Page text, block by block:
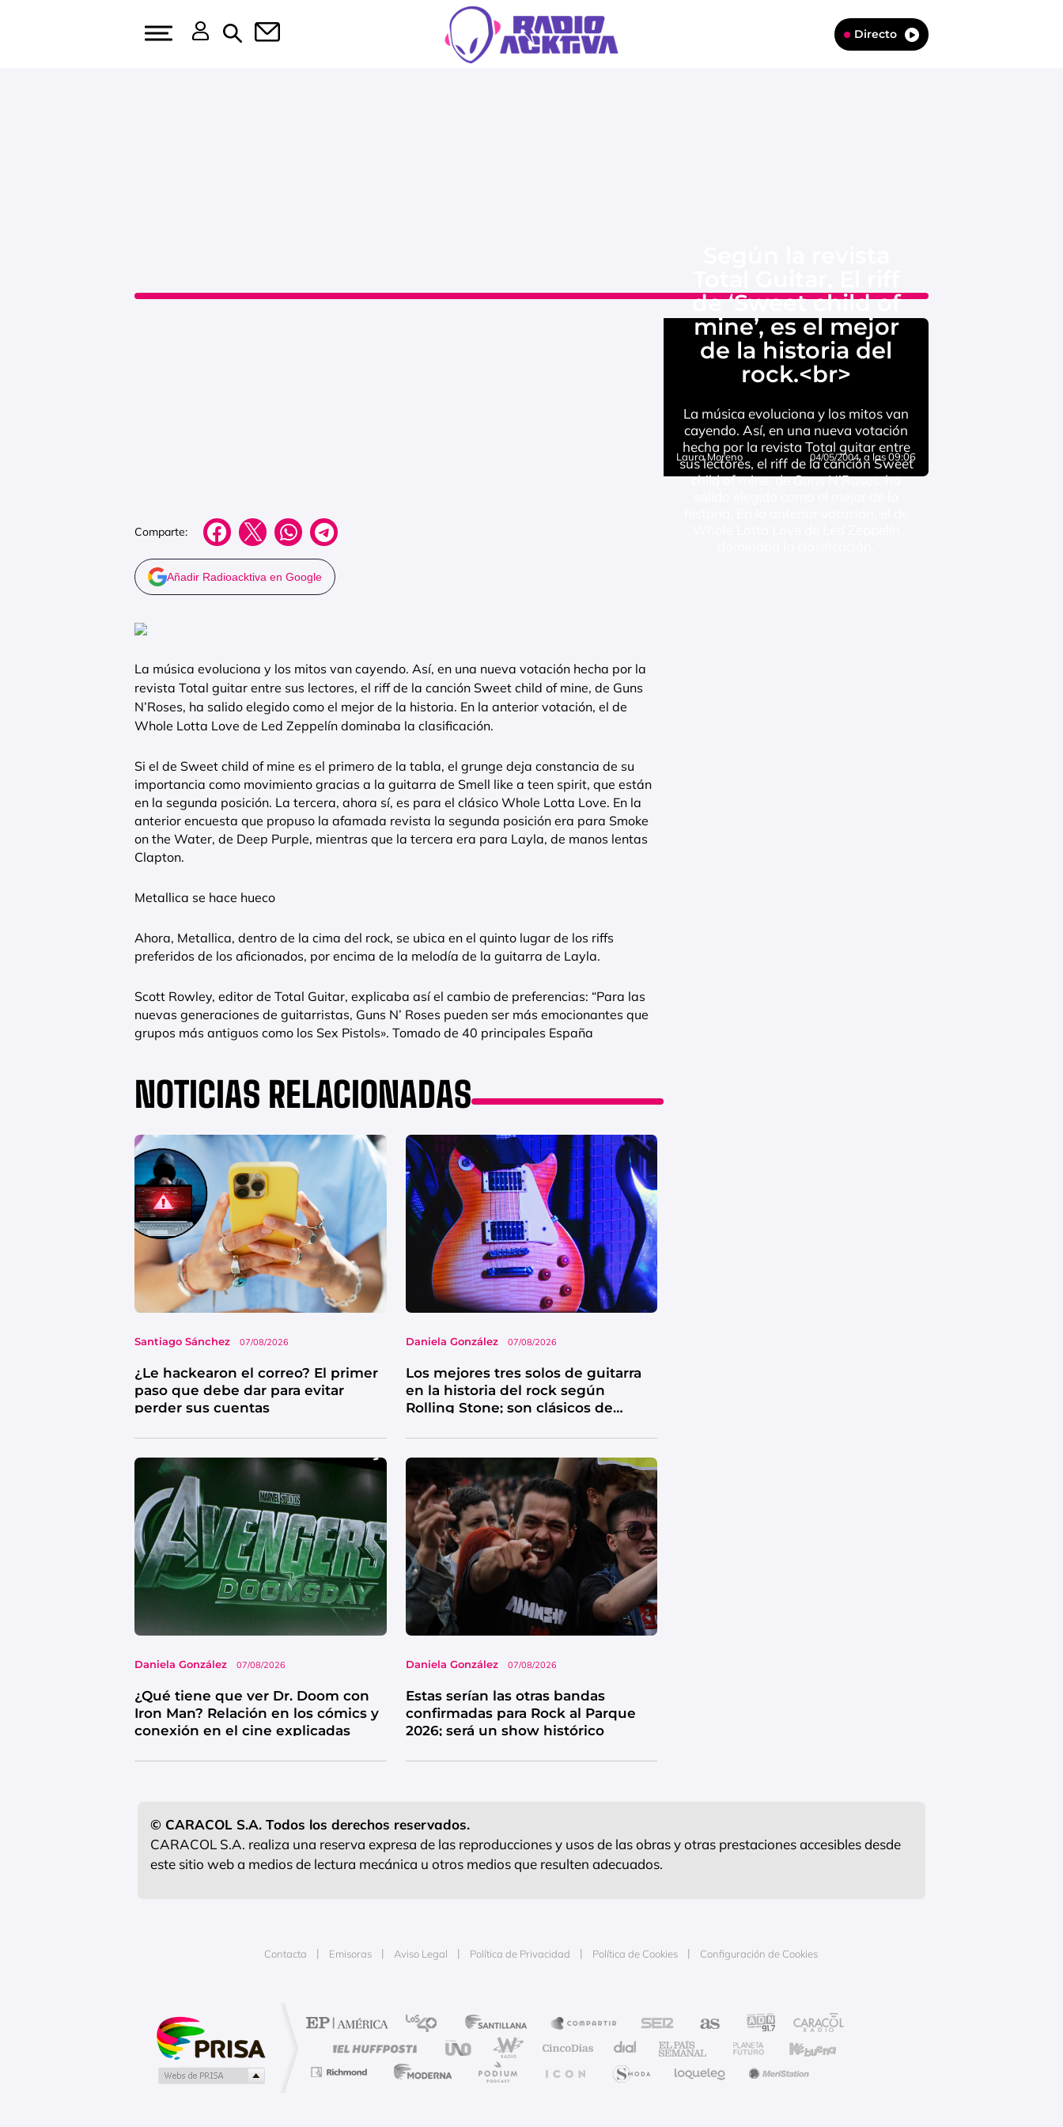
Directo
de ‘Sweet child of
mine’, es el mejor
de la historia del
rock.<br>
La música evoluciona y los mitos van
cayendo. Así, en una nueva votación
hecha por la revista Total guitar entre
sus lectores, el riff de la canción Sweet
child of mine, de Guns N’Roses, ha
Laura Moreno 04/05/2004, a las 09:06
Comparte:
Añadir Radioacktiva en Google
La música evoluciona y los mitos van cayendo. Así, en una nueva votación hecha por la
revista Total guitar entre sus lectores, el riff de la canción Sweet child of mine, de Guns
N’Roses, ha salido elegido como el mejor de la historia. En la anterior votación, el de
Whole Lotta Love de Led Zeppelín dominaba la clasificación.
Si el de Sweet child of mine es el primero de la tabla, el grunge deja constancia de su
importancia como movimiento gracias a la guitarra de Smell like a teen spirit, que están
en la segunda posición. La tercera, ahora sí, es para el clásico Whole Lotta Love. En la
anterior encuesta que propuso la afamada revista la segunda posición era para Smoke
on the Water, de Deep Purple, mientras que la tercera era para Layla, de manos lentas
Clapton.
Metallica se hace hueco
Ahora, Metallica, dentro de la cima del rock, se ubica en el quinto lugar de los riffs
preferidos de los aficionados, por encima de la melodía de la guitarra de Layla.
Scott Rowley, editor de Total Guitar, explicaba así el cambio de preferencias: “Para las
nuevas generaciones de guitarristas, Guns N’ Roses pueden ser más emocionantes que
grupos más antiguos como los Sex Pistols». Tomado de 40 principales España
NOTICIAS RELACIONADAS
Santiago Sánchez 07/08/2026
¿Le hackearon el correo? El primer
paso que debe dar para evitar
perder sus cuentas
Daniela González 07/08/2026
Los mejores tres solos de guitarra
en la historia del rock según
Rolling Stone; son clásicos de
Daniela González 07/08/2026
¿Qué tiene que ver Dr. Doom con
Iron Man? Relación en los cómics y
conexión en el cine explicadas
Daniela González 07/08/2026
Estas serían las otras bandas
confirmadas para Rock al Parque
2026; será un show histórico
© CARACOL S.A. Todos los derechos reservados.
CARACOL S.A. realiza una reserva expresa de las reproducciones y usos de las obras y otras prestaciones accesibles desde
este sitio web a medios de lectura mecánica u otros medios que resulten adecuados.
Contacta Emisoras Aviso Legal Política de Privacidad Política de Cookies Configuración de Cookies